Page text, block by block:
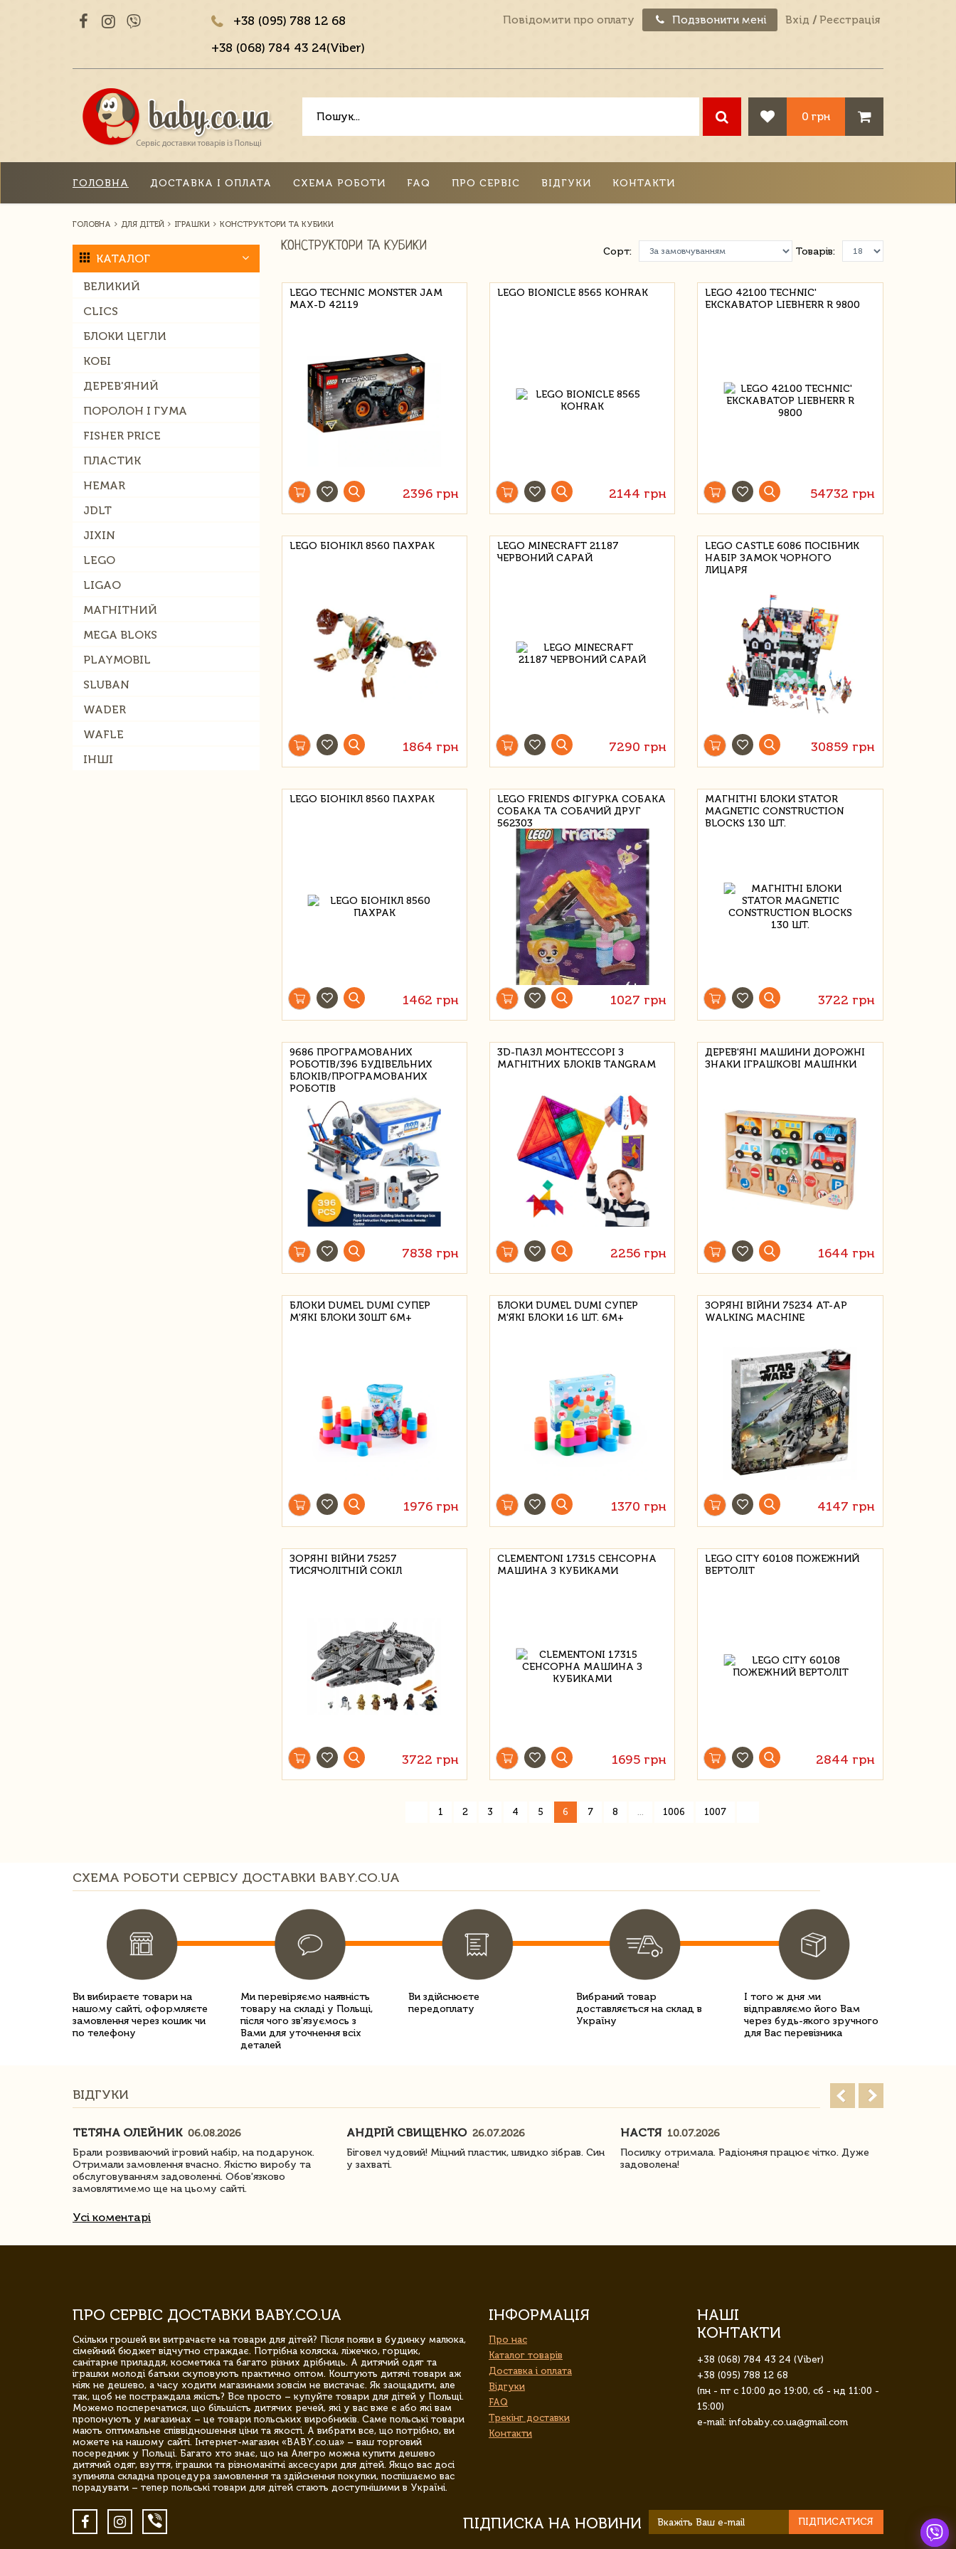
+38 (095) 788 12 68
+38 (068) 784 43 24(Viber)
Повідомити про оплату Подзвонити мені Вхід / Реєстрація
0 грн
ГОЛОВНА ДОСТАВКА І ОПЛАТА СХЕМА РОБОТИ FAQ ПРО СЕРВІС ВІДГУКИ КОНТАКТИ
ГОЛОВНА ДЛЯ ДІТЕЙ ІГРАШКИ КОНСТРУКТОРИ ТА КУБИКИ
КАТАЛОГ
ВЕЛИКИЙ
CLICS
БЛОКИ ЦЕГЛИ
КОБІ
ДЕРЕВ'ЯНИЙ
ПОРОЛОН І ГУМА
FISHER PRICE
ПЛАСТИК
HEMAR
JDLT
JIXIN
LEGO
LIGAO
МАГНІТНИЙ
MEGA BLOKS
PLAYMOBIL
SLUBAN
WADER
WAFLE
ІНШІ
КОНСТРУКТОРИ ТА КУБИКИ Товарів:
Сорт:
LEGO TECHNIC MONSTER JAM
MAX-D 42119
2396 грн
LEGO BIONICLE 8565 KOHRAK
2144 грн
LEGO 42100 TECHNIC'
ЕКСКАВАТОР LIEBHERR R 9800
54732 грн
LEGO БІОНІКЛ 8560 ПАХРАК
1864 грн
LEGO MINECRAFT 21187
ЧЕРВОНИЙ САРАЙ
7290 грн
LEGO CASTLE 6086 ПОСІБНИК
НАБІР ЗАМОК ЧОРНОГО
ЛИЦАРЯ
30859 грн
LEGO БІОНІКЛ 8560 ПАХРАК
1462 грн
LEGO FRIENDS ФІГУРКА СОБАКА
СОБАКА ТА СОБАЧИЙ ДРУГ
562303
1027 грн
МАГНІТНІ БЛОКИ STATOR
MAGNETIC CONSTRUCTION
BLOCKS 130 ШТ.
3722 грн
9686 ПРОГРАМОВАНИХ
РОБОТІВ/396 БУДІВЕЛЬНИХ
БЛОКІВ/ПРОГРАМОВАНИХ
РОБОТІВ
7838 грн
3D-ПАЗЛ МОНТЕССОРІ З
МАГНІТНИХ БЛОКІВ TANGRAM
2256 грн
ДЕРЕВ'ЯНІ МАШИНИ ДОРОЖНІ
ЗНАКИ ІГРАШКОВІ МАШІНКИ
1644 грн
БЛОКИ DUMEL DUMI СУПЕР
М'ЯКІ БЛОКИ 30ШТ 6М+
1976 грн
БЛОКИ DUMEL DUMI СУПЕР
М'ЯКІ БЛОКИ 16 ШТ. 6М+
1370 грн
ЗОРЯНІ ВІЙНИ 75234 AT-AP
WALKING MACHINE
4147 грн
ЗОРЯНІ ВІЙНИ 75257
ТИСЯЧОЛІТНІЙ СОКІЛ
3722 грн
CLEMENTONI 17315 СЕНСОРНА
МАШИНА З КУБИКАМИ
1695 грн
LEGO CITY 60108 ПОЖЕЖНИЙ
ВЕРТОЛІТ
2844 грн
1 2 3 4 5 6 7 8 ... 1006 1007
СХЕМА РОБОТИ СЕРВІСУ ДОСТАВКИ BABY.CO.UA
Ви вибираєте товари на
нашому сайті, оформляєте
замовлення через кошик чи
по телефону
Ми перевіряємо наявність
товару на складі у Польщі,
після чого зв'язуємось з
Вами для уточнення всіх
деталей
Ви здійснюєте
передоплату
Вибраний товар
доставляється на склад в
Україну
І того ж дня ми
відправляємо його Вам
через будь-якого зручного
для Вас перевізника
ВІДГУКИ
ТЕТЯНА ОЛЕЙНИК 06.08.2026
Брали розвиваючий ігровий набір, на подарунок.
Отримали замовлення вчасно. Якістю виробу та
обслуговуванням задоволенні. Обов'язково
замовлятимемо ще на цьому сайті.
АНДРІЙ СВИЩЕНКО 26.07.2026
Біговел чудовий! Міцний пластик, швидко зібрав. Син
у захваті.
НАСТЯ 10.07.2026
Посилку отримала. Радіоняня працює чітко. Дуже
задоволена!
Усі коментарі
ПРО СЕРВІС ДОСТАВКИ BABY.CO.UA
Скільки грошей ви витрачаєте на товари для дітей? Після появи в будинку малюка,
сімейний бюджет відчутно страждає. Потрібна коляска, ліжечко, горщик,
санітарне приладдя, косметика та багато різних дрібниць. А дитячий одяг та
іграшки молоді батьки скуповують практично оптом. Коштують дитячі товари аж
ніяк не дешево, а часу ходити магазинами зовсім не вистачає. Як заощадити, але
так, щоб не постраждала якість? Все просто – купуйте товари для дітей у Польщі.
Можемо посперечатися, що більшість дитячих речей, які у вас вже є або які вам
пропонують у магазинах – це товари польських виробників. Саме польські товари
мають оптимальне співвідношення ціни та якості. А вибрати все, що потрібно, ви
можете на нашому сайті. Інтернет-магазин «BABY.co.ua» – ваш торговий
посередник у Польщі. Багато хто знає, що на Алегро можна купити дешево
дитячий одяг, взуття, іграшки та різноманітні аксесуари для дітей. Якщо вас досі
зупиняла складна процедура замовлення та здійснення покупки, поспішаємо вас
порадувати – тепер польські товари для дітей стають доступнішими в Україні.
ІНФОРМАЦІЯ
Про нас
Каталог товарів
Доставка і оплата
Відгуки
FAQ
Трекінг доставки
Контакти
НАШІ
КОНТАКТИ
+38 (068) 784 43 24 (Viber)
+38 (095) 788 12 68
(пн - пт с 10:00 до 19:00, сб - нд 11:00 -
15:00)
e-mail: infobaby.co.ua@gmail.com
ПІДПИСКА НА НОВИНИ ПІДПИСАТИСЯ